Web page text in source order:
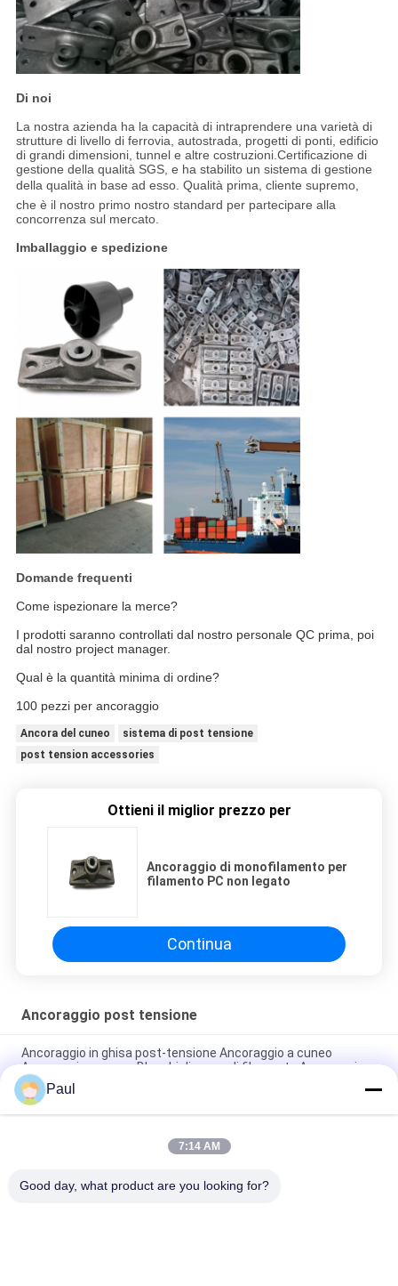
Di noi
La nostra azienda ha la capacità di intraprendere una varietà di
strutture di livello di ferrovia, autostrada, progetti di ponti, edificio
di grandi dimensioni, tunnel e altre costruzioni.Certificazione di
gestione della qualità SGS, e ha stabilito un sistema di gestione
della qualità in base ad esso. Qualità prima, cliente supremo,
che è il nostro primo nostro standard per partecipare alla
concorrenza sul mercato.
Imballaggio e spedizione
Domande frequenti
Come ispezionare la merce?
I prodotti saranno controllati dal nostro personale QC prima, poi
dal nostro project manager.
Qual è la quantità minima di ordine?
100 pezzi per ancoraggio
Ancora del cuneo
sistema di post tensione
post tension accessories
Ottieni il miglior prezzo per
Ancoraggio di monofilamento per
filamento PC non legato
Continua
Ancoraggio post tensione
Ancoraggio in ghisa post-tensione Ancoraggio a cuneo
Ancoraggio a cuneo Blocchi di presa di filamento Ancoraggi
piatti
Cunei e Barilotti di Ancoraggio per Cavi a Trefoli Precompressi
Ancoraggio a espansione a guscio M24 per il sostegno del
Paul
7:14 AM
Good day, what product are you looking for?